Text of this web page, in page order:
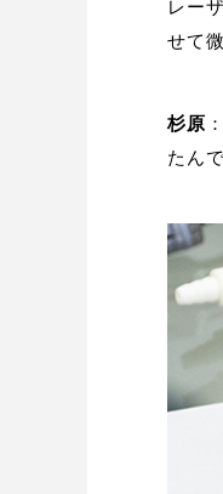
レー
せて
杉原
たん